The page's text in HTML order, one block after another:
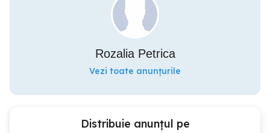
Rozalia Petrica
Vezi toate anunțurile
Distribuie anunțul pe